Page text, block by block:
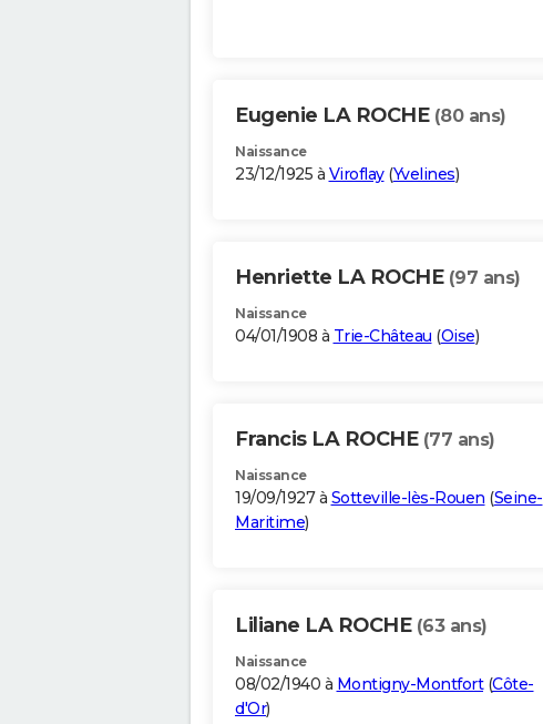
Eugenie LA ROCHE (80 ans)
Naissance
23/12/1925 à Viroflay(Yvelines)
Henriette LA ROCHE (97 ans)
Naissance
04/01/1908 à Trie-Château (Oise)
Francis LA ROCHE (77 ans)
Naissance
19/09/1927 à Sotteville-lès-Rouen (Seine-
Maritime)
Liliane LA ROCHE (63 ans)
Naissance
08/02/1940 à Montigny-Montfort(Côte-
d'Or)